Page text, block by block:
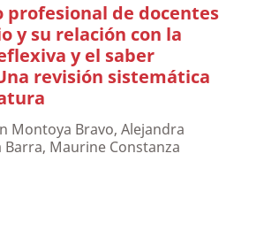
profesional de docentes
y su relación con la
y el saber
revisión sistemática
Montoya Bravo, Alejandra
Barra, Maurine Constanza